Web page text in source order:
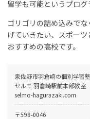
留学も可能というプログ
ゴリゴリの詰め込みで
げていきたい、スポー
おすすめの高校です。
泉佐野市羽倉崎の個別学習塾
セルモ 羽倉崎駅前本部教室
selmo-hagurazaki.com
〒598-0046